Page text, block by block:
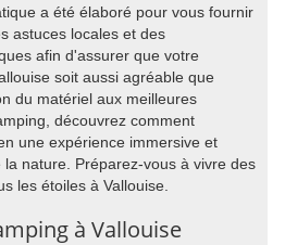
a été élaboré pour vous fournir
astuces locales et des
afin d'assurer que votre
soit aussi agréable que
du matériel aux meilleures
découvrez comment
une expérience immersive et
nature. Préparez-vous à vivre des
les étoiles à Vallouise.
à Vallouise